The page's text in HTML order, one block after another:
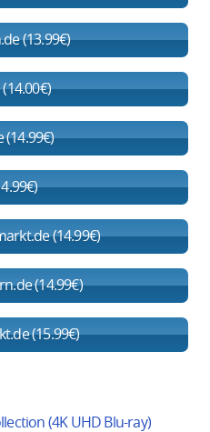
(13.99€)
(14.99€)
(14.99€)
(15.99€)
(4K UHD Blu-ray)